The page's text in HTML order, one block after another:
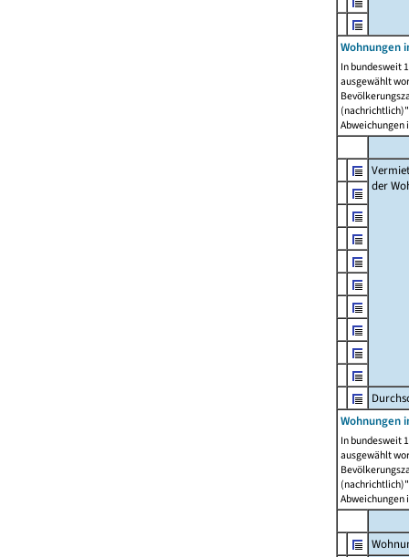
Wohnungen
In bundesweit
ausgewählt
Abweichungen
der
Wohnungen
In bundesweit
ausgewählt
Abweichungen